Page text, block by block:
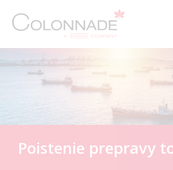
Poistenie prepravy